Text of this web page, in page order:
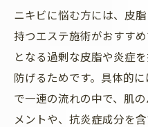
ニキビに悩む方には、皮
持つエステ施術がおすす
となる過剰な皮脂や炎症
防げるためです。具体的
で一連の流れの中で、肌
メントや、抗炎症成分を